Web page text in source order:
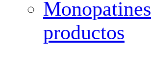
Monopatines
productos